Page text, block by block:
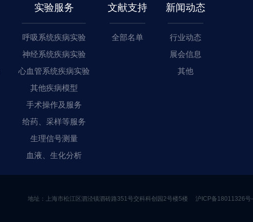
实验服务
呼吸系统疾病实验
神经系统疾病实验
心血管系统疾病实验
其他疾病模型
手术操作及服务
给药、采样等服务
生理信号测量
血液、生化分析
文献支持
全部名单
新闻动态
行业动态
展会信息
其他
地址：上海市松江区泗泾镇泗砖路351号交科科创园2号楼5楼 沪ICP备18011326号